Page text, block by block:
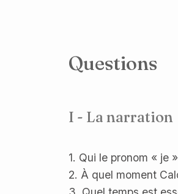
Questions
I - La narration
1. Qui le pronom « je
2. À quel moment